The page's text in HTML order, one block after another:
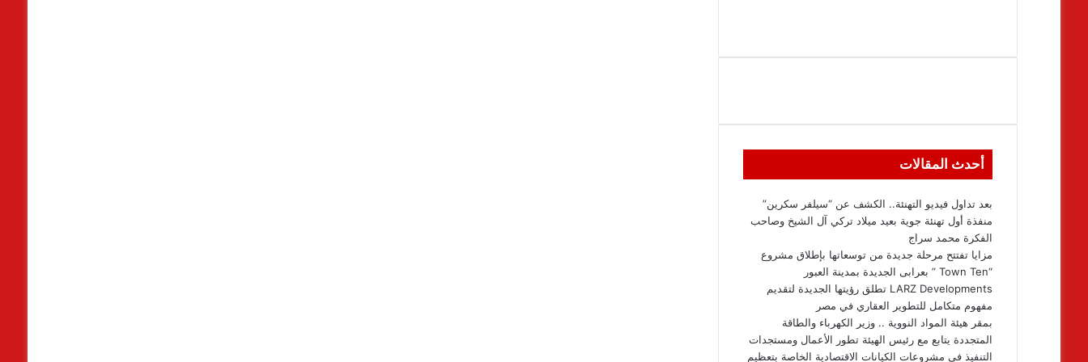
أحدث المقالات
بعد تداول فيديو التهنئة.. الكشف عن “سيلفر سكرين”
منفذة أول تهنئة جوية بعيد ميلاد تركي آل الشيخ وصاحب
الفكرة محمد سراج
مزايا تفتتح مرحلة جديدة من توسعاتها بإطلاق مشروع
“Town Ten ” بعرابى الجديدة بمدينة العبور
LARZ Developments تطلق رؤيتها الجديدة لتقديم
مفهوم متكامل للتطوير العقاري في مصر
بمقر هيئة المواد النووية .. وزير الكهرباء والطاقة
المتجددة يتابع مع رئيس الهيئة تطور الأعمال ومستجدات
التنفيذ فى مشروعات الكيانات الاقتصادية الخاصة بتعظيم